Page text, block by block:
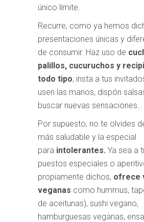
único límite.
Recurre, como ya hemos
presentaciones únicas y
de consumir. Haz uso de
palillos, cucuruchos y
todo tipo; insta a tus
usen las manos, dispón
buscar nuevas sensaciones…
Por supuesto, no te olvides
más saludable y la especial
para intolerantes. Ya sea a
puestos especiales o
propiamente dichos, ofrece
veganas como hummus,
de aceitunas), sushi vegano,
hamburguesas veganas,